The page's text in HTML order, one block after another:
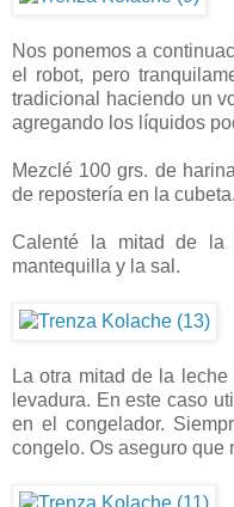
Nos ponemos a
el robot, pero
tradicional haciendo un
agregando los líquidos
Mezclé 100 grs. de
de repostería en la cubeta.
Calenté la mitad de la
mantequilla y la sal.
La otra mitad de la
levadura. En este caso
en el congelador.
congelo. Os aseguro que